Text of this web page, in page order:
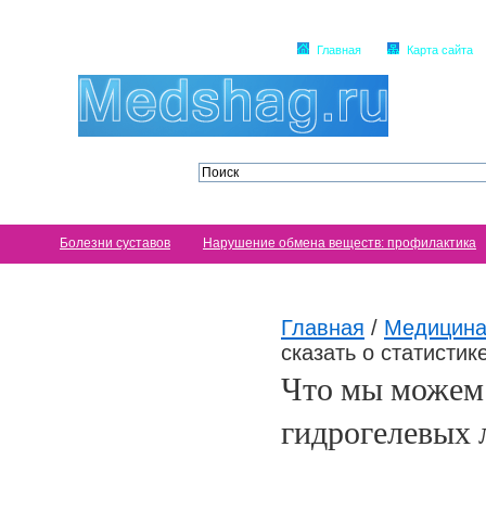
Главная Карта сайта
Болезни суставов Нарушение обмена веществ: профилактика
Главная /
сказать о
Что мы можем
гидрогелевых